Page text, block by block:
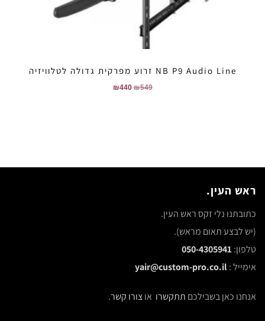
NB P9 Audio Line זרוע מפרקית גדולה לטלוויזיה
₪549
₪440
ראש העין.
כתובתנו נלי זקס ראש העין.
(יש לבצע תאום מראש).
טלפון: 050-4305941
אימייל :yair@custom-pro.co.il
אנחנו כאן בשבילכם תתקשרו אוצורו קשר.